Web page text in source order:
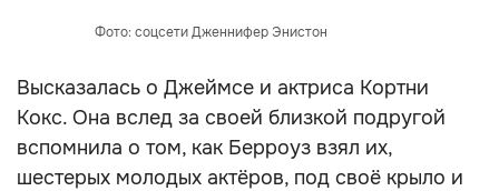
Фото: соцсети Дженнифер Энистон
Высказалась о Джеймсе и актриса Кортни
Кокс. Она вслед за своей близкой подругой
вспомнила о том, как Берроуз взял их,
шестерых молодых актёров, под своё крыло и